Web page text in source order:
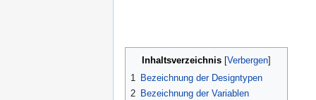
Inhaltsverzeichnis
1 Bezeichnung der Designtypen
2 Bezeichnung der Variablen